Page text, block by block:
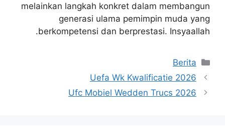
melainkan langkah konkret dalam membangun
generasi ulama pemimpin muda yang
berkompetensi dan berprestasi. Insyaallah.
Berita
Uefa Wk Kwalificatie 2026
Ufc Mobiel Wedden Trucs 2026